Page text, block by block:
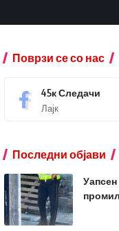
Поврзи се со нас
45кСледачи
Лајк
Последни објави
Уапсен